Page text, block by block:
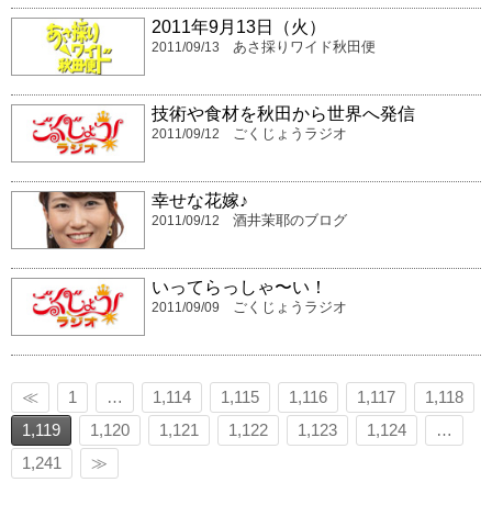
2011年9月13日（火）
2011/09/13 あさ採りワイド秋田便
技術や食材を秋田から世界へ発信
2011/09/12 ごくじょうラジオ
幸せな花嫁♪
2011/09/12 酒井茉耶のブログ
いってらっしゃ〜い！
2011/09/09 ごくじょうラジオ
≪ 1 … 1,114 1,115 1,116 1,117
1,118
1,119
1,120 1,121 1,122 1,123 1,124
…
1,241
≫